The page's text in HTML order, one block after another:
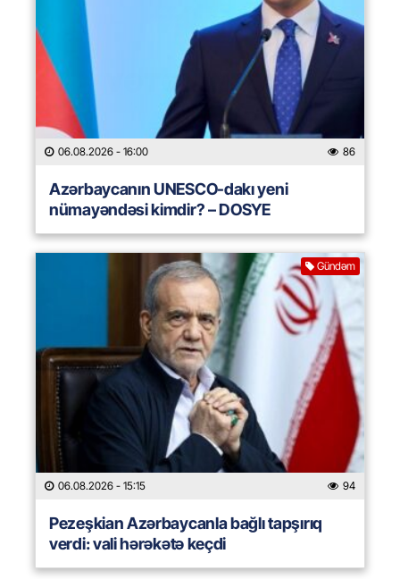
06.08.2026 - 16:00 86
Azərbaycanın UNESCO-dakı yeni
nümayəndəsi kimdir? – DOSYE
Gündəm
06.08.2026 - 15:15 94
Pezeşkian Azərbaycanla bağlı tapşırıq
verdi: vali hərəkətə keçdi